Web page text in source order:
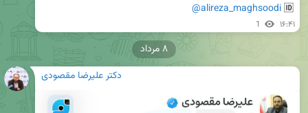
🆔
@alireza_maghsoodi
1 ۱۶:۴۱
دکتر علیرضا مقصودی
۸ مرداد